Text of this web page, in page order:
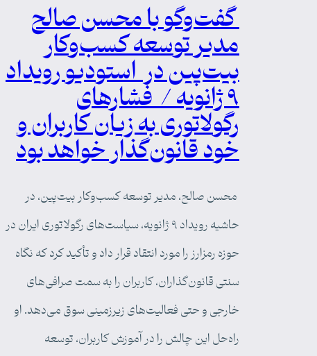
گفت‌وگو با محسن صالح
مدیر توسعه کسب‌وکار
بیت‌پین در استودیو رویداد
۹ ژانویه / فشارهای
رگولاتوری به زیان کاربران و
خود قانون‌گذار خواهد بود
محسن صالح، مدیر توسعه کسب‌وکار بیت‌پین، در
حاشیه رویداد ۹ ژانویه، سیاست‌های رگولاتوری ایران در
حوزه رمزارز را مورد انتقاد قرار داد و تأکید کرد که نگاه
سنتی قانون‌گذاران، کاربران را به سمت صرافی‌های
خارجی و حتی فعالیت‌های زیرزمینی سوق می‌دهد. او
راه‌حل این چالش را در آموزش کاربران، توسعه